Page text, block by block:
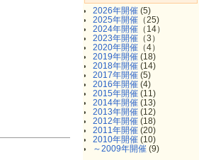
2026年開催 (5)
2025年開催 （25)
2024年開催 （14）
2023年開催 （3）
2020年開催 （4）
2019年開催 (18)
2018年開催 (14)
2017年開催 (5)
2016年開催 (4)
2015年開催 (11)
2014年開催 (13)
2013年開催 (12)
2012年開催 (18)
2011年開催 (20)
2010年開催 (10)
～2009年開催 (9)